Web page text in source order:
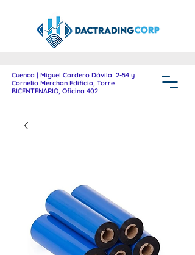
Cuenca | Miguel Cordero Dávila 2-54 y
Cornelio Merchan Edificio, Torre
BICENTENARIO, Oficina 402